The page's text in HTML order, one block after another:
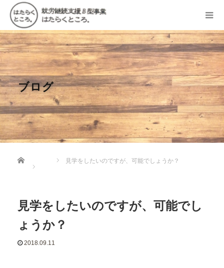
ブログ
Home 見学をしたいのですが、可能でしょうか？
見学をしたいのですが、可能でし
ょうか？
2018.09.11